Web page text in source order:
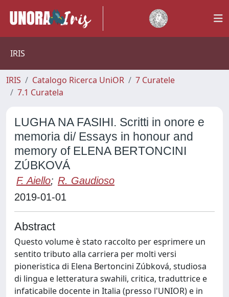
IRIS
IRIS Catalogo Ricerca UniOR
7 Curatele
7.1 Curatela
LUGHA NA FASIHI. Scritti in onore e
memoria di/ Essays in honour and
memory of ELENA BERTONCINI
ZÚBKOVÁ
F. Aiello; R. Gaudioso
2019-01-01
Abstract
Questo volume è stato raccolto per esprimere un
sentito tributo alla carriera per molti versi
pioneristica di Elena Bertoncini Zúbková, studiosa
di lingua e letteratura swahili, critica, traduttrice e
infaticabile docente in Italia (presso l'UNIOR) e in